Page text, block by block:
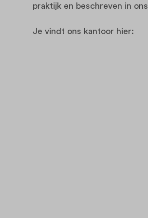
praktijk en beschreven in ons
Je vindt ons kantoor hier: